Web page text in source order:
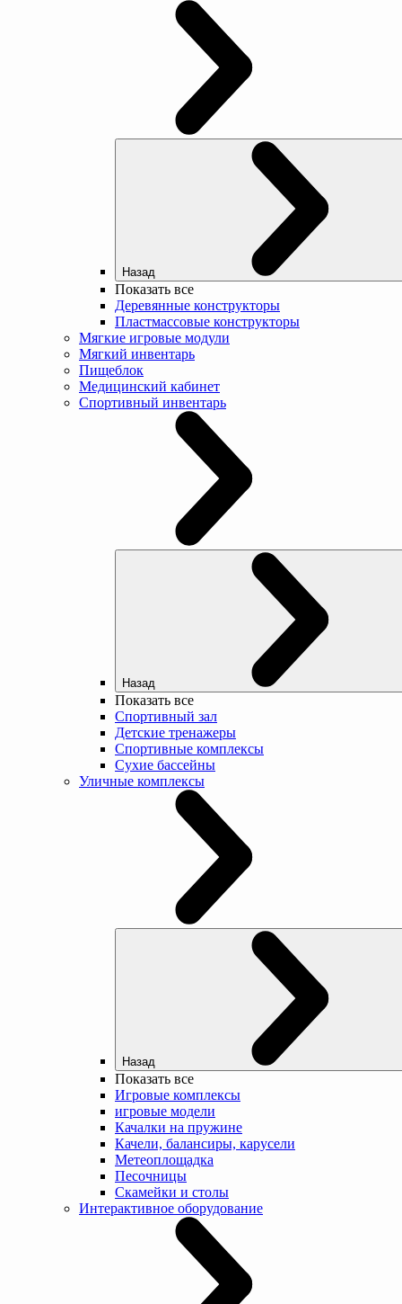
Назад
Показать все
Деревянные конструкторы
Пластмассовые конструкторы
Мягкие игровые модули
Мягкий инвентарь
Пищеблок
Медицинский кабинет
Спортивный инвентарь
Назад
Показать все
Спортивный зал
Детские тренажеры
Спортивные комплексы
Сухие бассейны
Уличные комплексы
Назад
Показать все
Игровые комплексы
игровые модели
Качалки на пружине
Качели, балансиры, карусели
Метеоплощадка
Песочницы
Скамейки и столы
Интерактивное оборудование